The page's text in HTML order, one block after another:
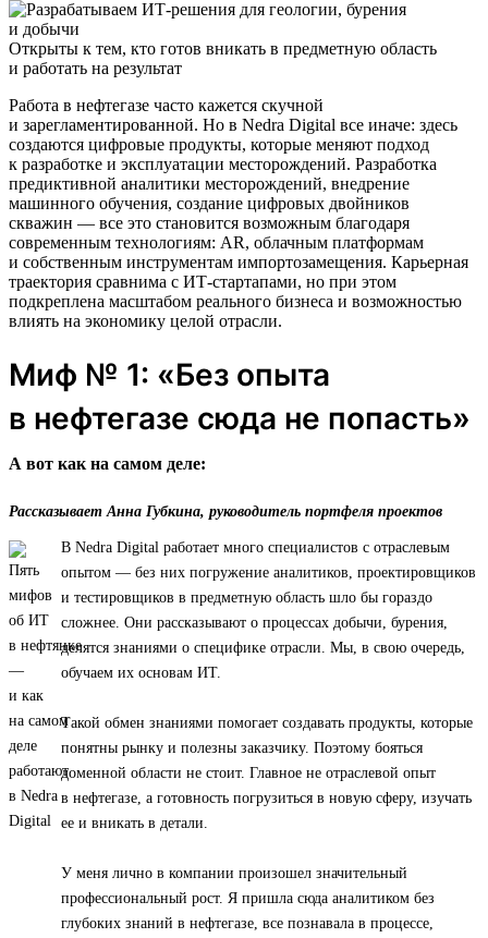
Открыты к тем, кто готов вникать в предметную область
и работать на результат
Работа в нефтегазе часто кажется скучной
и зарегламентированной. Но в Nedra Digital все иначе: здесь
создаются цифровые продукты, которые меняют подход
к разработке и эксплуатации месторождений. Разработка
предиктивной аналитики месторождений, внедрение
машинного обучения, создание цифровых двойников
скважин — все это становится возможным благодаря
современным технологиям: AR, облачным платформам
и собственным инструментам импортозамещения. Карьерная
траектория сравнима с ИТ-стартапами, но при этом
подкреплена масштабом реального бизнеса и возможностью
влиять на экономику целой отрасли.
Миф № 1: «Без опыта
в нефтегазе сюда не попасть»
А вот как на самом деле:
Рассказывает Анна Губкина, руководитель портфеля проектов
В Nedra Digital работает много специалистов с отраслевым
опытом — без них погружение аналитиков, проектировщиков
и тестировщиков в предметную область шло бы гораздо
сложнее. Они рассказывают о процессах добычи, бурения,
делятся знаниями о специфике отрасли. Мы, в свою очередь,
обучаем их основам ИТ.
Такой обмен знаниями помогает создавать продукты, которые
понятны рынку и полезны заказчику. Поэтому бояться
доменной области не стоит. Главное не отраслевой опыт
в нефтегазе, а готовность погрузиться в новую сферу, изучать
ее и вникать в детали.
У меня лично в компании произошел значительный
профессиональный рост. Я пришла сюда аналитиком без
глубоких знаний в нефтегазе, все познавала в процессе,